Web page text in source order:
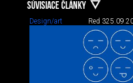
SÚVISIACE ČLÁNKY
Design/art Red 3